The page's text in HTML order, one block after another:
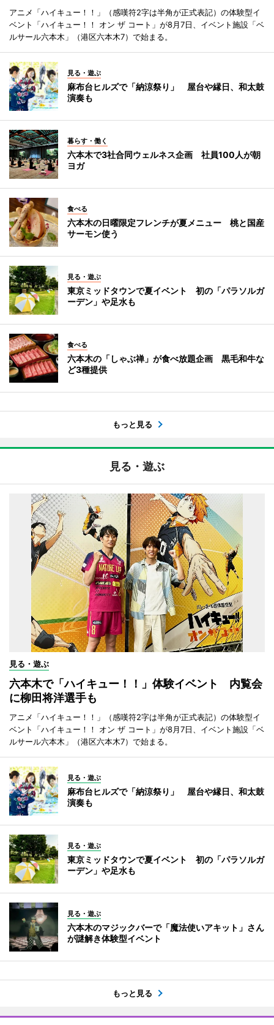
アニメ「ハイキュー！！」（感嘆符2字は半角が正式表記）の体験型イ
ベント「ハイキュー！！ オン ザ コート」が8月7日、イベント施設「ベ
ルサール六本木」（港区六本木7）で始まる。
見る・遊ぶ
麻布台ヒルズで「納涼祭り」 屋台や縁日、和太鼓
演奏も
暮らす・働く
六本木で3社合同ウェルネス企画 社員100人が朝
ヨガ
食べる
六本木の日曜限定フレンチが夏メニュー 桃と国産
サーモン使う
見る・遊ぶ
東京ミッドタウンで夏イベント 初の「パラソルガ
ーデン」や足水も
食べる
六本木の「しゃぶ禅」が食べ放題企画 黒毛和牛な
ど3種提供
もっと見る
見る・遊ぶ
見る・遊ぶ
六本木で「ハイキュー！！」体験イベント 内覧会
に柳田将洋選手も
アニメ「ハイキュー！！」（感嘆符2字は半角が正式表記）の体験型イ
ベント「ハイキュー！！ オン ザ コート」が8月7日、イベント施設「ベ
ルサール六本木」（港区六本木7）で始まる。
見る・遊ぶ
麻布台ヒルズで「納涼祭り」 屋台や縁日、和太鼓
演奏も
見る・遊ぶ
東京ミッドタウンで夏イベント 初の「パラソルガ
ーデン」や足水も
見る・遊ぶ
六本木のマジックバーで「魔法使いアキット」さん
が謎解き体験型イベント
もっと見る